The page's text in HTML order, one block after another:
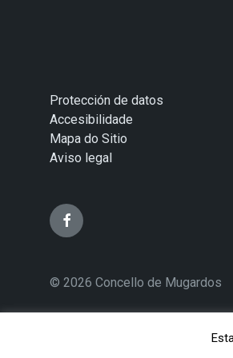
Protección de datos
Accesibilidade
Mapa do Sitio
Aviso legal
© 2026 Concello de Mugardos